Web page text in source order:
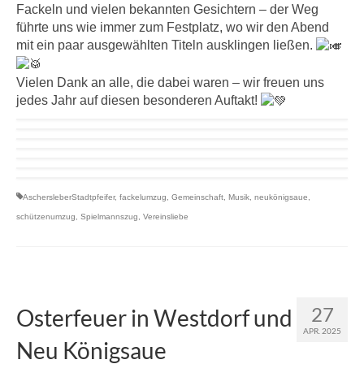
Fackeln und vielen bekannten Gesichtern – der Weg
führte uns wie immer zum Festplatz, wo wir den Abend
mit ein paar ausgewählten Titeln ausklingen ließen.
Vielen Dank an alle, die dabei waren – wir freuen uns
jedes Jahr auf diesen besonderen Auftakt!
AschersleberStadtpfeifer, fackelumzug Gemeinschaft Musik neukönigsaue
schützenumzug Spielmannszug Vereinsliebe
27
APR. 2025
Osterfeuer in Westdorf und
Neu Königsaue